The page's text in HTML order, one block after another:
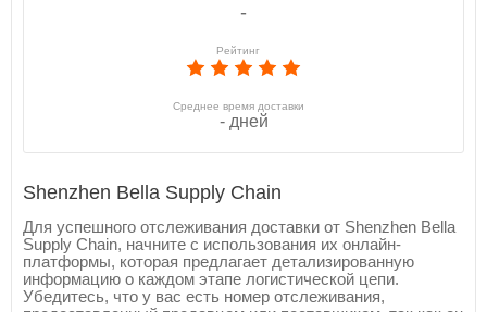
-
Рейтинг
Среднее время доставки
- дней
Shenzhen Bella Supply Chain
Для успешного отслеживания доставки от Shenzhen Bella
Supply Chain, начните с использования их онлайн-
платформы, которая предлагает детализированную
информацию о каждом этапе логистической цепи.
Убедитесь, что у вас есть номер отслеживания,